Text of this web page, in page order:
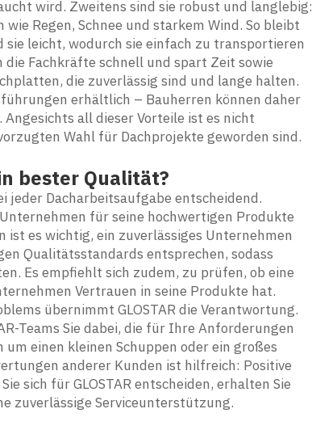
wird. Zweitens sind sie robust und langlebig:
Regen, Schnee und starkem Wind. So bleibt
sie leicht, wodurch sie einfach zu transportieren
Fachkräfte schnell und spart Zeit sowie
die zuverlässig sind und lange halten.
erhältlich – Bauherren können daher
all dieser Vorteile ist es nicht
Wahl für Dachprojekte geworden sind.
bester Qualität?
jeder Dacharbeitsaufgabe entscheidend.
für seine hochwertigen Produkte
ist es wichtig, ein zuverlässiges Unternehmen
Qualitätsstandards entsprechen, sodass
Es empfiehlt sich zudem, zu prüfen, ob eine
Vertrauen in seine Produkte hat.
übernimmt GLOSTAR die Verantwortung.
Teams Sie dabei, die für Ihre Anforderungen
einen kleinen Schuppen oder ein großes
anderer Kunden ist hilfreich: Positive
sich für GLOSTAR entscheiden, erhalten Sie
zuverlässige Serviceunterstützung.